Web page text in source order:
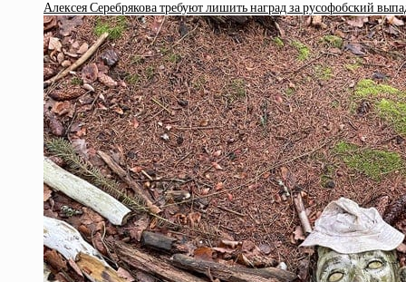
Алексея Серебрякова требуют лишить наград за русофобский